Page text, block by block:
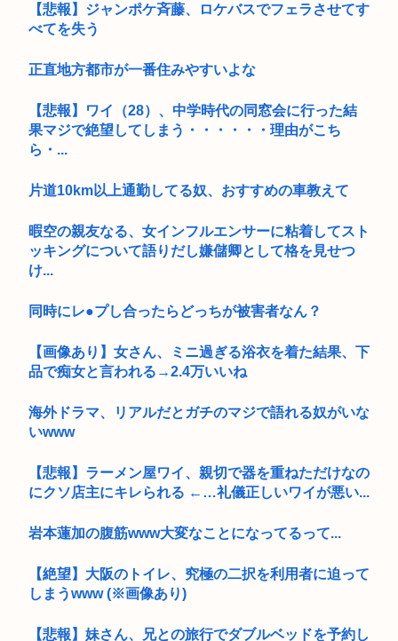
【悲報】ジャンポケ斉藤、ロケバスでフェラさせてす
べてを失う
正直地方都市が一番住みやすいよな
【悲報】ワイ（28）、中学時代の同窓会に行った結
果マジで絶望してしまう・・・・・・理由がこち
ら・...
片道10km以上通勤してる奴、おすすめの車教えて
暇空の親友なる、女インフルエンサーに粘着してスト
ッキングについて語りだし嫌儲卿として格を見せつ
け...
同時にレ●プし合ったらどっちが被害者なん？
【画像あり】女さん、ミニ過ぎる浴衣を着た結果、下
品で痴女と言われる→2.4万いいね
海外ドラマ、リアルだとガチのマジで語れる奴がいな
いwww
【悲報】ラーメン屋ワイ、親切で器を重ねただけなの
にクソ店主にキレられる ←…礼儀正しいワイが悪い...
岩本蓮加の腹筋www大変なことになってるって...
【絶望】大阪のトイレ、究極の二択を利用者に迫って
しまうwww (※画像あり)
【悲報】妹さん、兄との旅行でダブルベッドを予約し